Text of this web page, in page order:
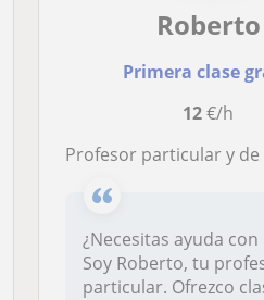
Roberto
Primera clase
12€/h
Profesor particular y de
¿Necesitas ayuda con
Soy Roberto, tu
particular. Ofrezco